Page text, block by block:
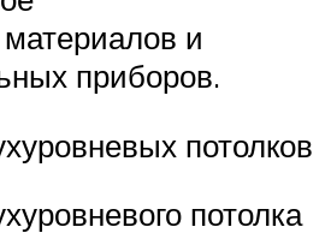
и
приборов.
потолков
потолка